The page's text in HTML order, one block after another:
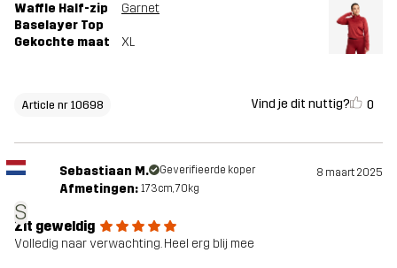
Waffle Half-zip
Baselayer Top
Garnet
Gekochte maat XL
Article nr 10698 Vind je dit nuttig? 0
S
Sebastiaan M. Geverifieerde koper 8 maart 2025
Afmetingen: 173cm, 70kg
Zit geweldig
Volledig naar verwachting. Heel erg blij mee